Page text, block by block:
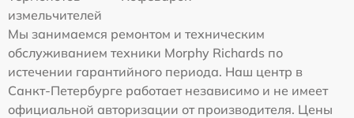
измельчителей
Мы занимаемся ремонтом и техническим
обслуживанием техники Morphy Richards по
истечении гарантийного периода. Наш центр в
Санкт-Петербурге работает независимо и не имеет
официальной авторизации от производителя. Цены